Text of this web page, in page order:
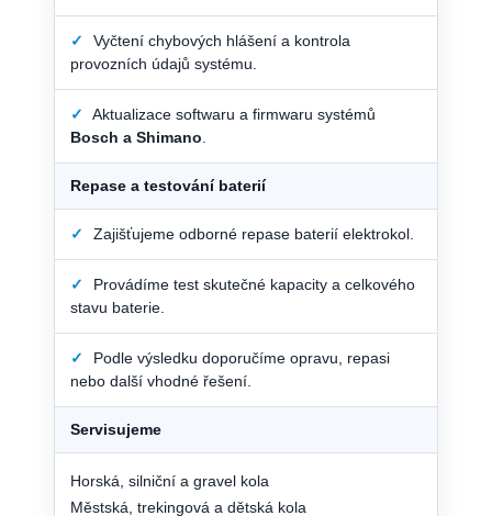
✓
Vyčtení chybových hlášení a kontrola
provozních údajů systému.
✓
Aktualizace softwaru a firmwaru systémů
Bosch a Shimano
Repase a testování baterií
✓ Zajišťujeme odborné repase baterií elektrokol.
✓
Provádíme test skutečné kapacity a celkového
stavu baterie.
✓
Podle výsledku doporučíme opravu, repasi
nebo další vhodné řešení.
Servisujeme
Horská, silniční a gravel kola
Městská, trekingová a dětská kola